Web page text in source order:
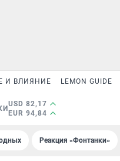
И ВЛИЯНИЕ LEMON GUIDE
USD 82,17
EUR 94,84
Реакция «Фонтанки»